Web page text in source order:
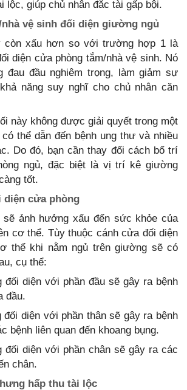
lộc, giúp chủ nhân đắc tài gấp bội.
vệ sinh đối diện giường ngủ
còn xấu hơn so với trường hợp 1 là
diện cửa phòng tắm/nhà vệ sinh. Nó
đau đầu nghiêm trọng, làm giảm sự
năng suy nghĩ cho chủ nhân căn
này không được giải quyết trong một
thể dẫn đến bệnh ung thư và nhiều
Do đó, bạn cần thay đổi cách bố trí
ngủ, đặc biệt là vị trí kê giường
tốt.
cửa phòng
ảnh hưởng xấu đến sức khỏe của
cơ thể. Tùy thuộc cánh cửa đối diện
thể khi nằm ngủ trên giường sẽ có
cụ thể:
đối diện với phần đầu sẽ gây ra bệnh
đầu.
đối diện với phần thân sẽ gây ra bệnh
bệnh liên quan đến khoang bụng.
đối diện với phần chân sẽ gây ra các
chân.
hấp thu tài lộc